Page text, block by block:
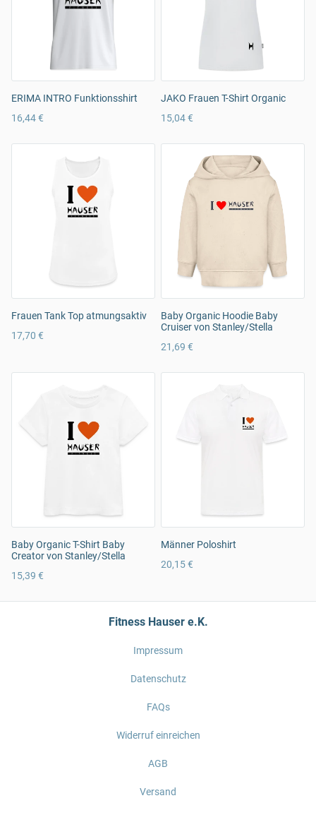
ERIMA INTRO Funktionsshirt
16,44 €
JAKO Frauen T-Shirt Organic
15,04 €
Frauen Tank Top atmungsaktiv
17,70 €
Baby Organic Hoodie Baby
Cruiser von Stanley/Stella
21,69 €
Baby Organic T-Shirt Baby
Creator von Stanley/Stella
15,39 €
Männer Poloshirt
20,15 €
Fitness Hauser e.K.
Impressum
Datenschutz
FAQs
Widerruf einreichen
AGB
Versand